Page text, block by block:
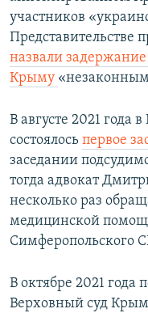
участников
Представительстве
назвали
Крыму
В августе 2021
состоялось первое
заседании
тогда адвокат
несколько раз
медицинской
Симферопольского
В октябре 2021 года
Верховный суд